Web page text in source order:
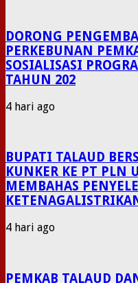
DORONG
PERKEBUNAN
SOSIALISASI
TAHUN 202
4 hari ago
BUPATI TALAUD
KUNKER KE PT PLN
MEMBAHAS
4 hari ago
PEMKAB TALAUD